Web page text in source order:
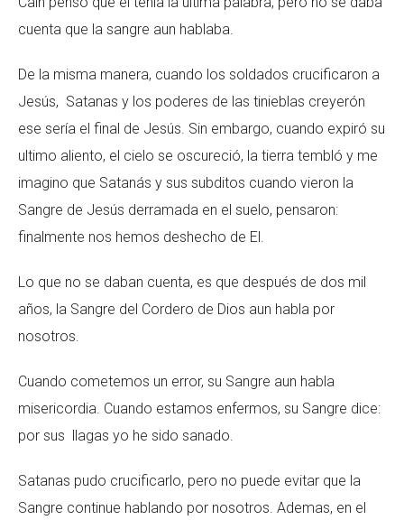
cuenta que la sangre aun hablaba.
De la misma manera, cuando los soldados crucificaron a
Jesús, Satanas y los poderes de las tinieblas creyerón
ese sería el final de Jesús. Sin embargo, cuando expiró su
ultimo aliento, el cielo se oscureció, la tierra tembló y me
imagino que Satanás y sus subditos cuando vieron la
Sangre de Jesús derramada en el suelo, pensaron:
finalmente nos hemos deshecho de El.
Lo que no se daban cuenta, es que después de dos mil
años, la Sangre del Cordero de Dios aun habla por
nosotros.
Cuando cometemos un error, su Sangre aun habla
misericordia. Cuando estamos enfermos, su Sangre dice:
por sus llagas yo he sido sanado.
Satanas pudo crucificarlo, pero no puede evitar que la
Sangre continue hablando por nosotros. Ademas, en el